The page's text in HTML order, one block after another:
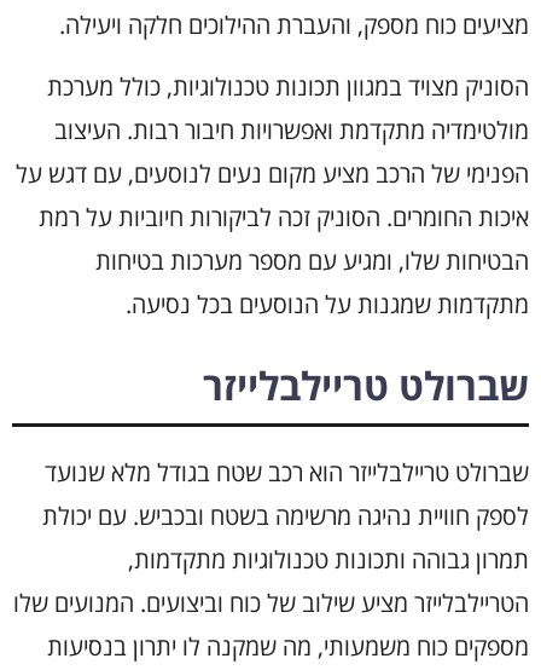
מציעים כוח מספק, והעברת ההילוכים חלקה ויעילה.
הסוניק מצויד במגוון תכונות טכנולוגיות, כולל מערכת
מולטימדיה מתקדמת ואפשרויות חיבור רבות. העיצוב
הפנימי של הרכב מציע מקום נעים לנוסעים, עם דגש על
איכות החומרים. הסוניק זכה לביקורות חיוביות על רמת
הבטיחות שלו, ומגיע עם מספר מערכות בטיחות
מתקדמות שמגנות על הנוסעים בכל נסיעה.
שברולט טריילבלייזר
שברולט טריילבלייזר הוא רכב שטח בגודל מלא שנועד
לספק חוויית נהיגה מרשימה בשטח ובכביש. עם יכולת
תמרון גבוהה ותכונות טכנולוגיות מתקדמות,
הטריילבלייזר מציע שילוב של כוח וביצועים. המנועים שלו
מספקים כוח משמעותי, מה שמקנה לו יתרון בנסיעות